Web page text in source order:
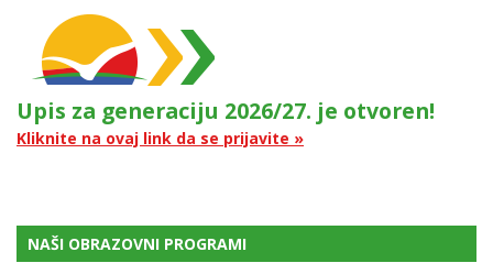
Upis za generaciju 2026/27. je otvoren!
Kliknite na ovaj link da se prijavite »
NAŠI OBRAZOVNI PROGRAMI